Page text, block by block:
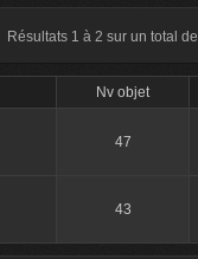
Résultats 1 à 2 sur un total de
Nv objet
47
43